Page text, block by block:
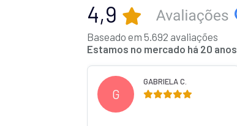
4,9
Baseado em 5.692 avaliações
Estamos no mercado há 20 anos
G
GABRIELA C.